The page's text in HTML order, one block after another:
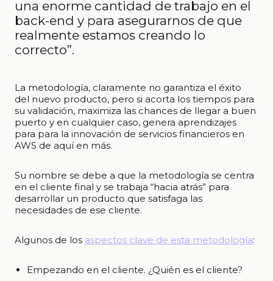
una enorme cantidad de trabajo en el
back-end y para asegurarnos de que
realmente estamos creando lo
correcto”.
La metodología, claramente no garantiza el éxito
del nuevo producto, pero si acorta los tiempos para
su validación, maximiza las chances de llegar a buen
puerto y en cualquier caso, genera aprendizajes
para para la innovación de servicios financieros en
AWS de aquí en más.
Su nombre se debe a que la metodología se centra
en el cliente final y se trabaja “hacia atrás” para
desarrollar un producto que satisfaga las
necesidades de ese cliente.
Algunos de los aspectos clave de esta metodología:
Empezando en el cliente. ¿Quién es el cliente?